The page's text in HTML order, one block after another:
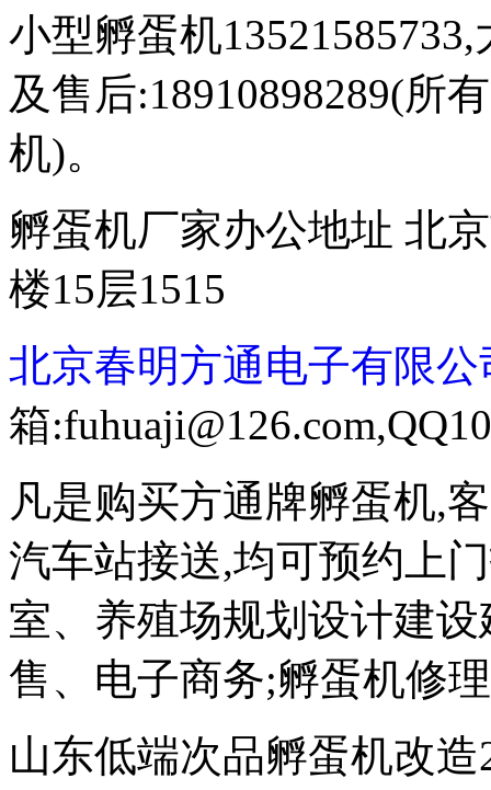
小型孵蛋机
及售后:18910898289(所
机)。
孵蛋机厂家办公地址 北
楼15层1515
北京春明方通电子有限公
箱
凡是购买方通牌孵蛋机,
汽车站接送,均可预约上
室、养殖场规划设计建
售、电子商务;孵蛋机修
山东低端次品孵蛋机改